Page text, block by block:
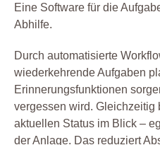
Eine Software für die
Abhilfe.
Durch automatisierte
wiederkehrende Aufgaben
Erinnerungsfunktionen
vergessen wird.
aktuellen Status im Blick –
der Anlage. Das reduziert